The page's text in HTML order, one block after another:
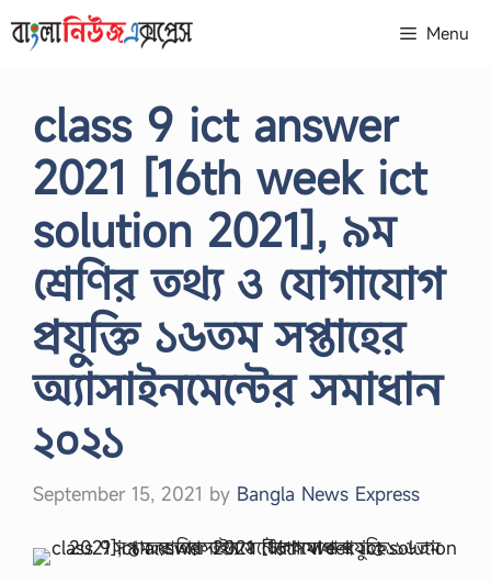
to
Menu
class 9 ict answer
2021 [16th week ict
solution 2021], ৯ম
শ্রেণির তথ্য ও যোগাযোগ
প্রযুক্তি ১৬তম সপ্তাহের
অ্যাসাইনমেন্টের সমাধান
২০২১
September 15, 2021 by Bangla News Express